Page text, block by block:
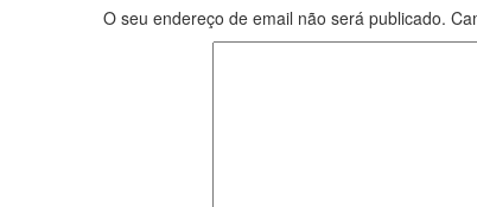
O seu endereço de email não será publicado.